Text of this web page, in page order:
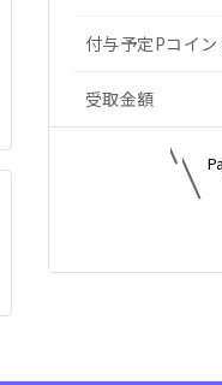
付与予定Pコイン
受取金額